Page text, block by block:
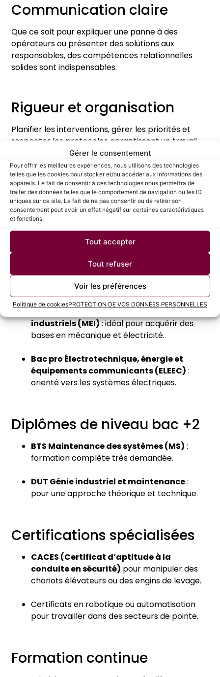
Gérer le consentement
Pour offrir les meilleures expériences, nous utilisons des technologies
telles que les cookies pour stocker et/ou accéder aux informations des
appareils. Le fait de consentir à ces technologies nous permettra de
traiter des données telles que le comportement de navigation ou les ID
uniques sur ce site. Le fait de ne pas consentir ou de retirer son
consentement peut avoir un effet négatif sur certaines caractéristiques
et fonctions.
Tout accepter
Tout refuser
Voir les préférences
Politique de cookiesPROTECTION DE VOS DONNÉES PERSONNELLES
Communication claire
Que ce soit pour expliquer une panne à des
opérateurs ou présenter des solutions aux
responsables, des compétences relationnelles
solides sont indispensables.
Rigueur et organisation
Planifier les interventions, gérer les priorités et
respecter les protocoles garantissent un travail
durable et conforme aux normes.
Les études et les formations
à suivre.
formation adaptée et des certifications
spécifiques.
Diplômes de niveau bac
industriels (MEI): idéal pour acquérir des
bases en mécanique et électricité.
Bac pro Électrotechnique, énergie et
équipements communicants (ELEEC) :
orienté vers les systèmes électriques.
Diplômes de niveau bac +2
BTS Maintenance des systèmes (MS) :
formation complète très demandée.
DUT Génie industriel et maintenance:
pour une approche théorique et technique.
Certifications spécialisées
CACES (Certificat d’aptitude à la
conduite en sécurité) pour manipuler des
chariots élévateurs ou des engins de levage.
Certificats en robotique ou automatisation
pour travailler dans des secteurs de pointe.
Formation continue